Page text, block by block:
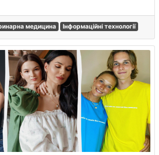
медицина Інформаційні технології